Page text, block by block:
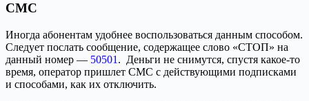
СМС
Иногда абонентам удобнее воспользоваться данным способом.
Следует послать сообщение, содержащее слово «СТОП» на
данный номер — 50501 . Деньги не снимутся, спустя какое-то
время, оператор пришлет СМС с действующими подписками
и способами, как их отключить.